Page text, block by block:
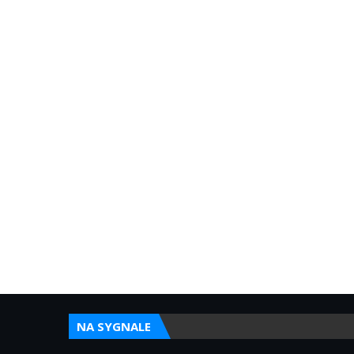
NA SYGNALE